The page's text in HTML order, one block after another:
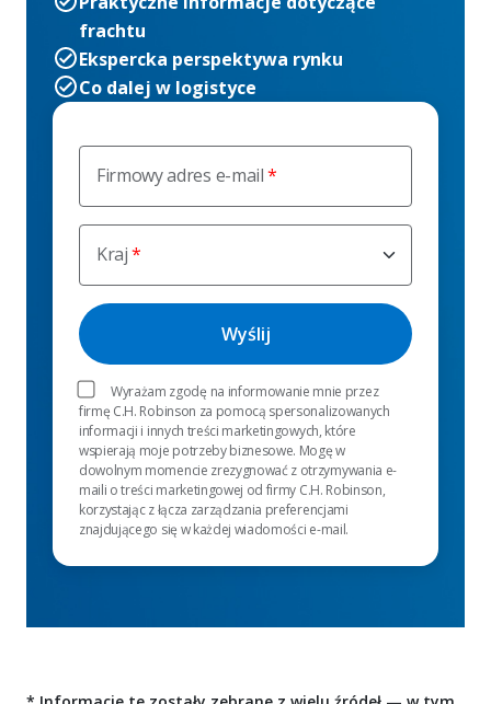
Firmowy adres e-mail
Kraj
Wyrażam zgodę na informowanie mnie przez
firmę C.H. Robinson za pomocą spersonalizowanych
informacji i innych treści marketingowych, które
wspierają moje potrzeby biznesowe. Mogę w
dowolnym momencie zrezygnować z otrzymywania e-
maili o treści marketingowej od firmy C.H. Robinson,
korzystając z łącza zarządzania preferencjami
znajdującego się w każdej wiadomości e-mail.
frachtu
Ekspercka perspektywa rynku
Co dalej w logistyce